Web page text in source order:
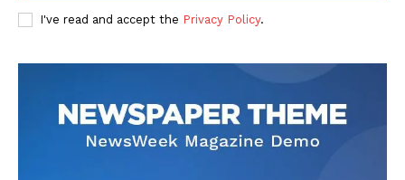
I've read and accept the Privacy Policy.